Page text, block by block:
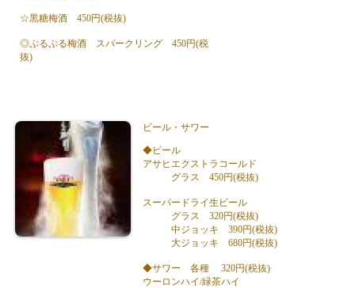
☆黒糖梅酒 450円(税抜)
◎ぷるぷる梅酒 スパークリング 450円(税
抜)
ビール・サワー
◆ビール
アサヒエクストラコールド
グラス 450円(税抜)
スーパードライ生ビール
グラス 320円(税抜)
中ジョッキ 390円(税抜)
大ジョッキ 680円(税抜)
◆サワー 各種 320円(税抜)
ウーロンハイ/緑茶ハイ